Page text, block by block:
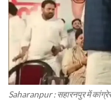
Saharanpur : सहारनपुर में कांग्रेस